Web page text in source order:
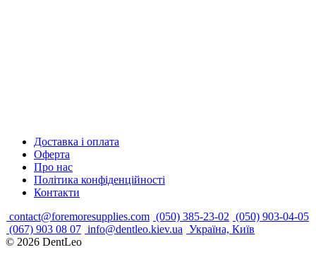
Доставка і оплата
Оферта
Про нас
Політика конфіденційності
Контакти
contact@foremoresupplies.com (050) 385-23-02 (050) 903-04-05
(067) 903 08 07 info@dentleo.kiev.ua Україна, Київ
© 2026 DentLeo